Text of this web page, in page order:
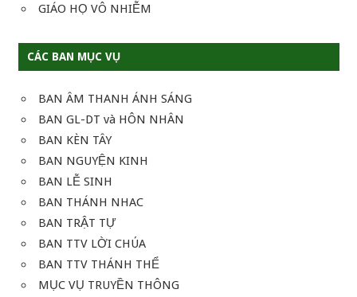
GIÁO HỌ VÔ NHIỄM
CÁC BAN MỤC VỤ
BAN ÂM THANH ÁNH SÁNG
BAN GL-DT và HÔN NHÂN
BAN KÈN TÂY
BAN NGUYỆN KINH
BAN LỄ SINH
BAN THÁNH NHAC
BAN TRẬT TỰ
BAN TTV LỜI CHÚA
BAN TTV THÁNH THỂ
MỤC VỤ TRUYỀN THÔNG